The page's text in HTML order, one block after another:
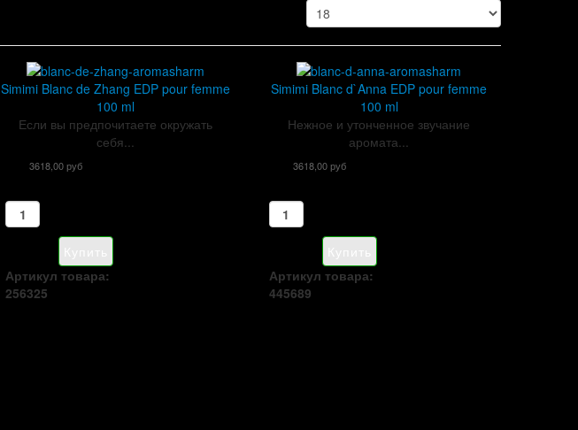
Simimi Blanc de Zhang EDP pour femme
100 ml
Если вы предпочитаете окружать
себя...
3618,00 руб
Артикул товара:
256325
Simimi Blanc d`Anna EDP pour femme
100 ml
Нежное и утонченное звучание
аромата...
3618,00 руб
Артикул товара:
445689